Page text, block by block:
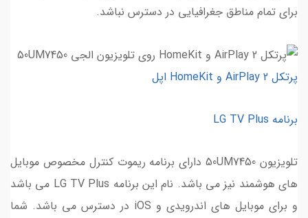
برای تمام مناطق جغرافیایی در دسترس نباشد.
پرتکل AirPlay 2 و HomeKit اپل
برنامه LG TV Plus
تلویزیون 50UM7450 دارای برنامه ریموت کنترل مخصوص موبایل
های هوشمند نیز می باشد. نام این برنامه LG TV Plus می باشد
و برای موبایل های اندرویدی و iOS در دسترس می باشد. شما